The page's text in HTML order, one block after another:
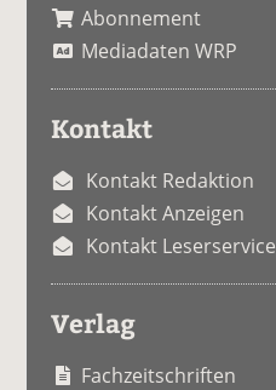
Abonnement
Mediadaten WRP
Kontakt
Kontakt Redaktion
Kontakt Anzeigen
Kontakt Leserservice
Verlag
Fachzeitschriften